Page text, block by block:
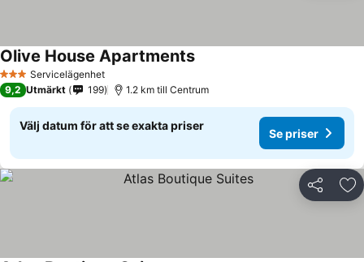
3 StjärnorServicelägenhet
Olive House Apartments
9,2 Utmärkt 199 1.2 km till Centrum
Välj datum för att se exakta priser
Se priser
Dela